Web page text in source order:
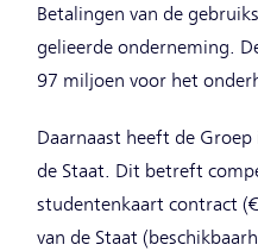
Betalingen van de
gelieerde onderneming.
97 miljoen voor het
Daarnaast heeft de
de Staat. Dit betreft
studentenkaart contract
van de Staat